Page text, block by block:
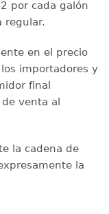
por cada galón
regular.
en el precio
los importadores y
final
venta al
la cadena de
la